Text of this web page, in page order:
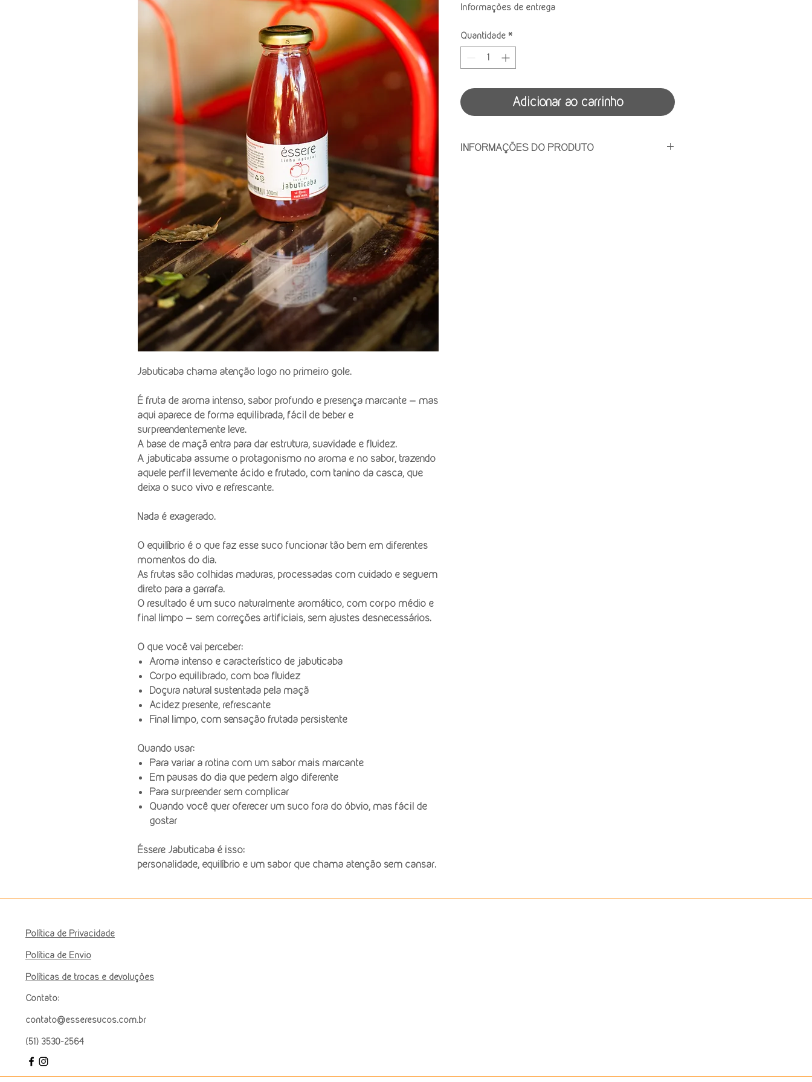
Jabuticaba chama atenção logo no primeiro gole.
É fruta de aroma intenso, sabor profundo e presença marcante — mas
aqui aparece de forma equilibrada, fácil de beber e
surpreendentemente leve.
A base de maçã entra para dar estrutura, suavidade e fluidez.
A jabuticaba assume o protagonismo no aroma e no sabor, trazendo
aquele perfil levemente ácido e frutado, com tanino da casca, que
deixa o suco vivo e refrescante.
Nada é exagerado.
O equilíbrio é o que faz esse suco funcionar tão bem em diferentes
momentos do dia.
As frutas são colhidas maduras, processadas com cuidado e seguem
direto para a garrafa.
O resultado é um suco naturalmente aromático, com corpo médio e
final limpo — sem correções artificiais, sem ajustes desnecessários.
O que você vai perceber:
Aroma intenso e característico de jabuticaba
Corpo equilibrado, com boa fluidez
Doçura natural sustentada pela maçã
Acidez presente, refrescante
Final limpo, com sensação frutada persistente
Quando usar:
Para variar a rotina com um sabor mais marcante
Em pausas do dia que pedem algo diferente
Para surpreender sem complicar
Quando você quer oferecer um suco fora do óbvio, mas fácil de
gostar
Éssere Jabuticaba é isso:
personalidade, equilíbrio e um sabor que chama atenção sem cansar.
Informações de entrega
Quantidade *
Adicionar ao carrinho
INFORMAÇÕES DO PRODUTO
Política de Privacidade
Política de Envio
Políticas de trocas e devoluções
Contato:
contato@esseresucos.com.br
(51) 3530-2564